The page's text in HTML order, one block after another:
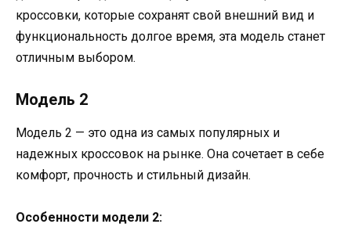
кроссовки, которые сохранят свой внешний вид и
функциональность долгое время, эта модель станет
отличным выбором.
Модель 2
Модель 2 — это одна из самых популярных и
надежных кроссовок на рынке. Она сочетает в себе
комфорт, прочность и стильный дизайн.
Особенности модели 2: